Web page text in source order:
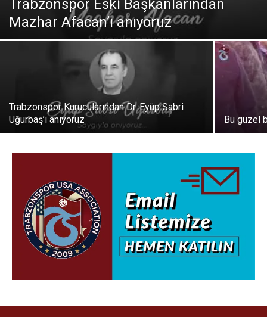
Trabzonspor Eski Başkanlarından
Mazhar Afacan’ı anıyoruz
Trabzonspor Kurucularından Dr. Eyüp Sabri
Uğurbaş’ı anıyoruz
Bu güzel